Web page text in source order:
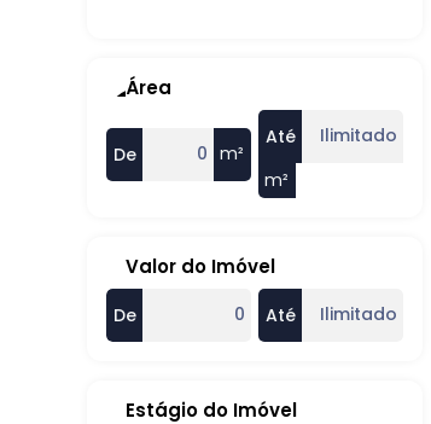
Área
De m²
Até
m²
Valor do Imóvel
De Até
Estágio do Imóvel